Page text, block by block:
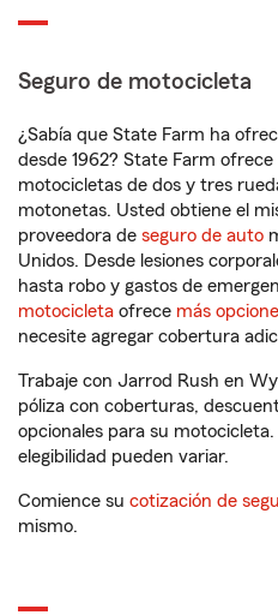
Seguro de motocicleta
¿Sabía que State Farm ha
desde 1962? State Farm
motocicletas de dos y tres
motonetas. Usted obtiene el
proveedora de seguro de auto
Unidos. Desde lesiones
hasta robo y gastos de
motocicleta ofrece más
necesite agregar cobertura
Trabaje con Jarrod Rush en
póliza con coberturas,
opcionales para su
elegibilidad pueden variar.
Comience su cotización de
mismo.